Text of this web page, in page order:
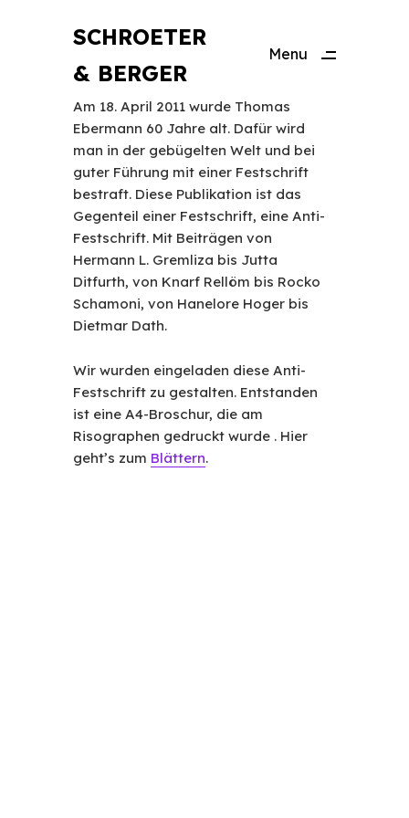
SCHROETER
& BERGER
Menu
Am 18. April 2011 wurde Thomas
Ebermann 60 Jahre alt. Dafür wird
man in der gebügelten Welt und bei
guter Führung mit einer Festschrift
bestraft. Diese Publikation ist das
Gegenteil einer Festschrift, eine Anti-
Festschrift. Mit Beiträgen von
Hermann L. Gremliza bis Jutta
Ditfurth, von Knarf Rellöm bis Rocko
Schamoni, von Hanelore Hoger bis
Dietmar Dath.
Wir wurden eingeladen diese Anti-
Festschrift zu gestalten. Entstanden
ist eine A4-Broschur, die am
Risographen gedruckt wurde . Hier
geht’s zum Blättern.